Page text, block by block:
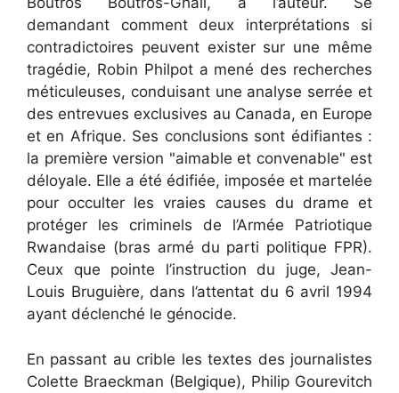
demandant comment deux interprétations si
contradictoires peuvent exister sur une même
tragédie, Robin Philpot a mené des recherches
méticuleuses, conduisant une analyse serrée et
des entrevues exclusives au Canada, en Europe
et en Afrique. Ses conclusions sont édifiantes :
la première version "aimable et convenable" est
déloyale. Elle a été édifiée, imposée et martelée
pour occulter les vraies causes du drame et
protéger les criminels de l’Armée Patriotique
Rwandaise (bras armé du parti politique FPR).
Ceux que pointe l’instruction du juge, Jean-
Louis Bruguière, dans l’attentat du 6 avril 1994
ayant déclenché le génocide.
En passant au crible les textes des journalistes
Colette Braeckman (Belgique), Philip Gourevitch